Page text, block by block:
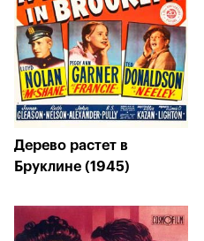
Дерево растет в
Бруклине (1945)